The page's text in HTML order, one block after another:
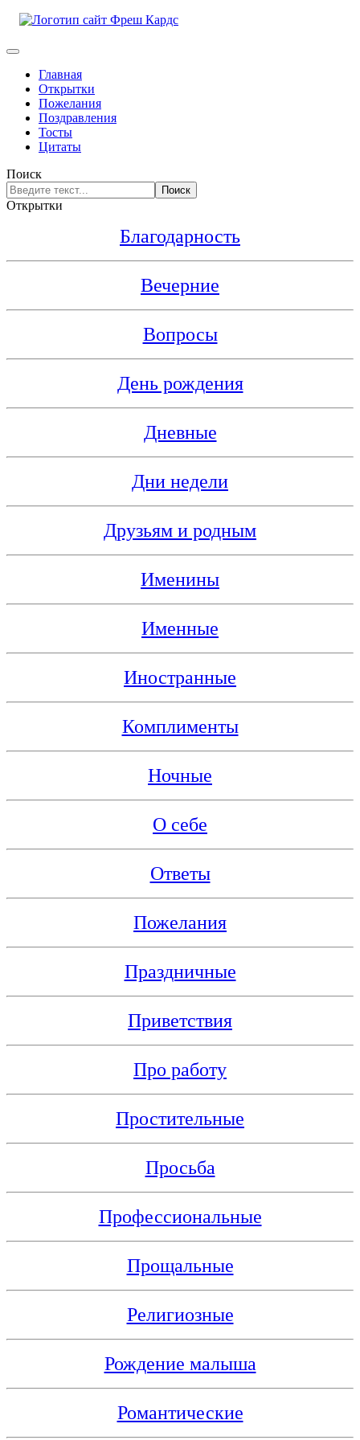
Главная
Открытки
Пожелания
Поздравления
Тосты
Цитаты
Поиск
Поиск
Открытки
Благодарность
Вечерние
Вопросы
День рождения
Дневные
Дни недели
Друзьям и родным
Именины
Именные
Иностранные
Комплименты
Ночные
О себе
Ответы
Пожелания
Праздничные
Приветствия
Про работу
Простительные
Просьба
Профессиональные
Прощальные
Религиозные
Рождение малыша
Романтические